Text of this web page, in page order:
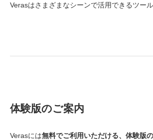
Verasはさまざまなシーンで活用できるツール
体験版のご案内
Verasには無料でご利用いただける、体験版